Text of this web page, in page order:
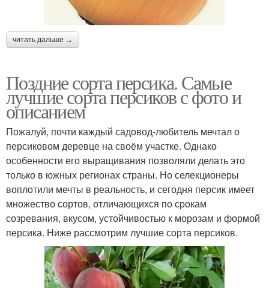
читать дальше →
Поздние сорта персика. Самые
лучшие сорта персиков с фото и
описанием
Пожалуй, почти каждый садовод-любитель мечтал о
персиковом деревце на своём участке. Однако
особенности его выращивания позволяли делать это
только в южных регионах страны. Но селекционеры
воплотили мечты в реальность, и сегодня персик имеет
множество сортов, отличающихся по срокам
созревания, вкусом, устойчивостью к морозам и формой
персика. Ниже рассмотрим лучшие сорта персиков.